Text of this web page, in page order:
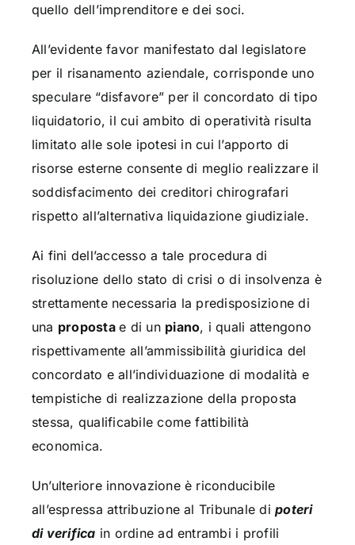
quello dell’imprenditore e dei soci.
All’evidente favor manifestato dal legislatore
per il risanamento aziendale, corrisponde uno
speculare “disfavore” per il concordato di tipo
liquidatorio, il cui ambito di operatività risulta
limitato alle sole ipotesi in cui l’apporto di
risorse esterne consente di meglio realizzare il
soddisfacimento dei creditori chirografari
rispetto all’alternativa liquidazione giudiziale.
Ai fini dell’accesso a tale procedura di
risoluzione dello stato di crisi o di insolvenza è
strettamente necessaria la predisposizione di
una propostae di un piano, i quali attengono
rispettivamente all’ammissibilità giuridica del
concordato e all’individuazione di modalità e
tempistiche di realizzazione della proposta
stessa, qualificabile come fattibilità
economica.
Un’ulteriore innovazione è riconducibile
all’espressa attribuzione al Tribunale dipoteri
di verifica in ordine ad entrambi i profili